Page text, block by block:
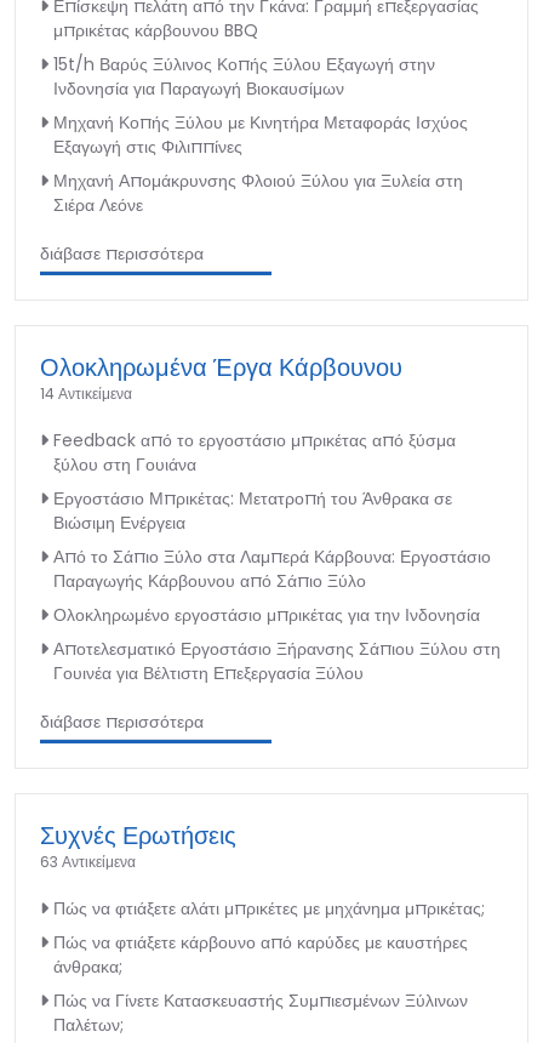
Επίσκεψη πελάτη από την Γκάνα: Γραμμή επεξεργασίας
μπρικέτας κάρβουνου BBQ
15t/h Βαρύς Ξύλινος Κοπής Ξύλου Εξαγωγή στην
Ινδονησία για Παραγωγή Βιοκαυσίμων
Μηχανή Κοπής Ξύλου με Κινητήρα Μεταφοράς Ισχύος
Εξαγωγή στις Φιλιππίνες
Μηχανή Απομάκρυνσης Φλοιού Ξύλου για Ξυλεία στη
Σιέρα Λεόνε
διάβασε περισσότερα
Ολοκληρωμένα Έργα Κάρβουνου
14 Αντικείμενα
Feedback από το εργοστάσιο μπρικέτας από ξύσμα
ξύλου στη Γουιάνα
Εργοστάσιο Μπρικέτας: Μετατροπή του Άνθρακα σε
Βιώσιμη Ενέργεια
Από το Σάπιο Ξύλο στα Λαμπερά Κάρβουνα: Εργοστάσιο
Παραγωγής Κάρβουνου από Σάπιο Ξύλο
Ολοκληρωμένο εργοστάσιο μπρικέτας για την Ινδονησία
Αποτελεσματικό Εργοστάσιο Ξήρανσης Σάπιου Ξύλου στη
Γουινέα για Βέλτιστη Επεξεργασία Ξύλου
διάβασε περισσότερα
Συχνές Ερωτήσεις
63 Αντικείμενα
Πώς να φτιάξετε αλάτι μπρικέτες με μηχάνημα μπρικέτας;
Πώς να φτιάξετε κάρβουνο από καρύδες με καυστήρες
άνθρακα;
Πώς να Γίνετε Κατασκευαστής Συμπιεσμένων Ξύλινων
Παλέτων;